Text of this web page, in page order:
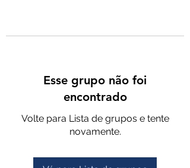
Esse grupo não foi
encontrado
Volte para Lista de grupos e tente
novamente.